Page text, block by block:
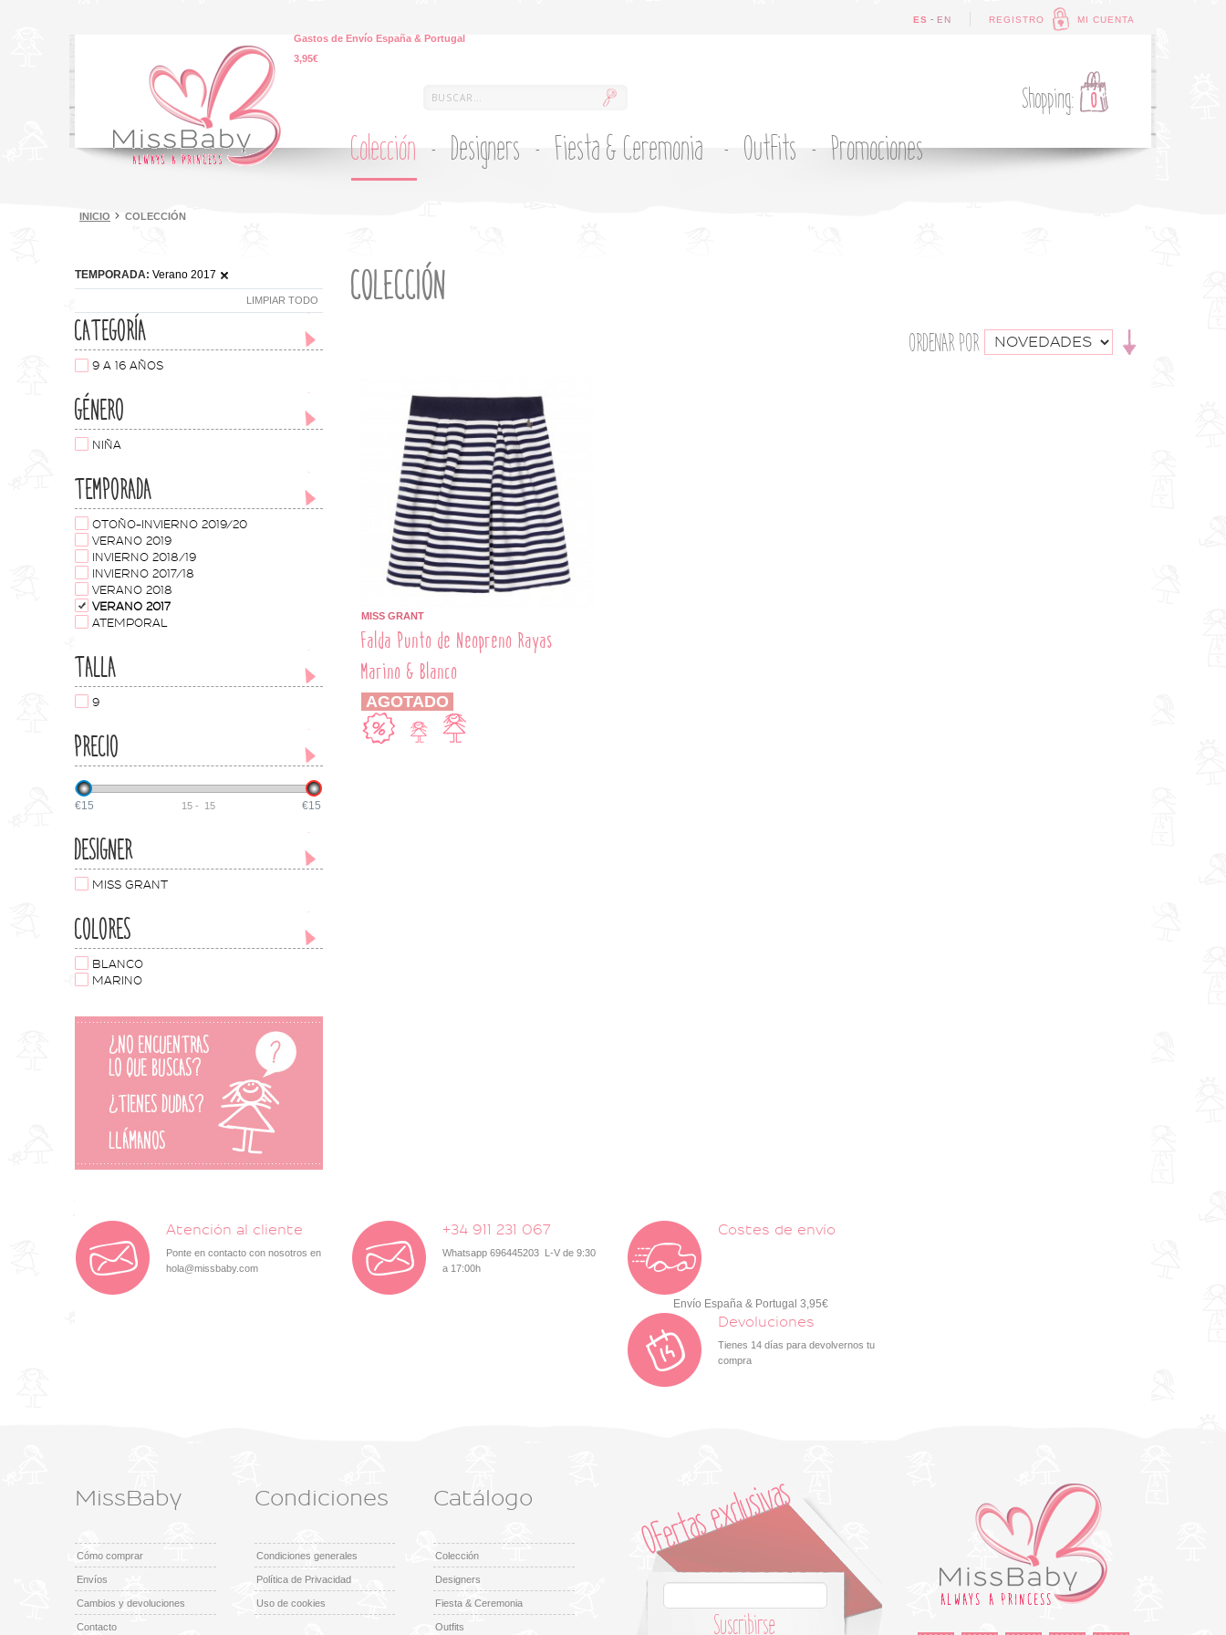
Gastos de Envío España & Portugal
3,95€
REGISTRO MI CUENTA
ES - EN
Shopping: 0
Colección Designers Fiesta & Ceremonia Outfits Promociones
INICIO COLECCIÓN
TEMPORADA: Verano 2017
LIMPIAR TODO
CATEGORÍA
9 A 16 AÑOS
GÉNERO
NIÑA
TEMPORADA
OTOÑO-INVIERNO 2019/20
VERANO 2019
INVIERNO 2018/19
INVIERNO 2017/18
VERANO 2018
VERANO 2017
ATEMPORAL
TALLA
9
PRECIO
€15 €15
15- 15
DESIGNER
MISS GRANT
COLORES
BLANCO
MARINO
COLECCIÓN
ORDENAR POR
MISS GRANT
Falda Punto de Neopreno Rayas
Marino & Blanco
AGOTADO
Atención al cliente
Ponte en contacto con nosotros en
hola@missbaby.com
+34 911 231 067
Whatsapp 696445203 L-V de 9:30
a 17:00h
Costes de envío
Envío España & Portugal 3,95€
Devoluciones
Tienes 14 días para devolvernos tu
compra
MissBaby
Cómo comprar
Envíos
Cambios y devoluciones
Contacto
Condiciones
Condiciones generales
Política de Privacidad
Uso de cookies
Catálogo
Colección
Designers
Fiesta & Ceremonia
Outfits Suscribirse